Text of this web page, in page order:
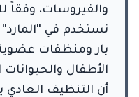
والفيروسات. وفقاً
بار ومنظفات
الأطفال والحيوانات